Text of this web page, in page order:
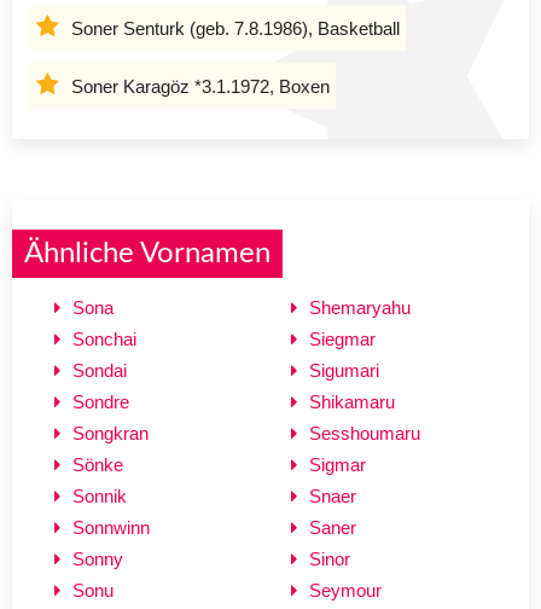
Soner Senturk (geb. 7.8.1986), Basketball
Soner Karagöz *3.1.1972, Boxen
Ähnliche Vornamen
Sona
Sonchai
Sondai
Sondre
Songkran
Sönke
Sonnik
Sonnwinn
Sonny
Sonu
Shemaryahu
Siegmar
Sigumari
Shikamaru
Sesshoumaru
Sigmar
Snaer
Saner
Sinor
Seymour